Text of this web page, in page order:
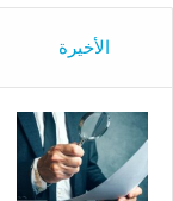
الأخيرة